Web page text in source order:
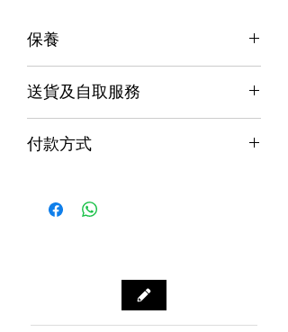
保養
香港行貨;香港代理提供本地保養和維
物保障 (不包括人為損壞並須要保留完
送貨及自取服務
本地速遞
順豐到付/自取點
門市資料：觀塘秀茂坪商場街市74A號
付款方式
Alipay支付寶 / WeChat Pay微信支付 /
Octopus八達通 / Fps轉數快